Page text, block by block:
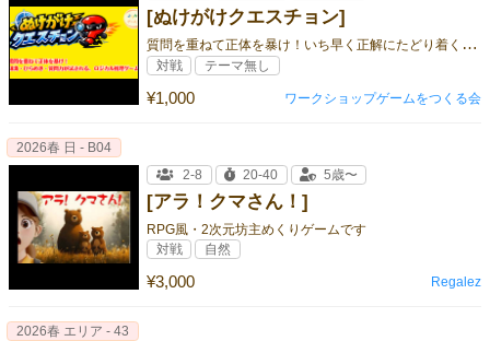
[ぬけがけクエスチョン]
質
問を重ねて正体を暴け！いち早く正解にたどり着く、ひらめき推理バトル！
¥1,000
対戦 テーマ無し
ワークショップゲームをつくる会
[アラ！クマさん！]
RPG風・2次元坊主めくりゲームです
¥3,000
2026春 日 - B04
2-8
20-40 5歳〜
対戦 自然
Regalez
2026春 エリア - 43